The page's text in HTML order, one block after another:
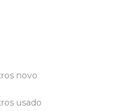
novo
usado